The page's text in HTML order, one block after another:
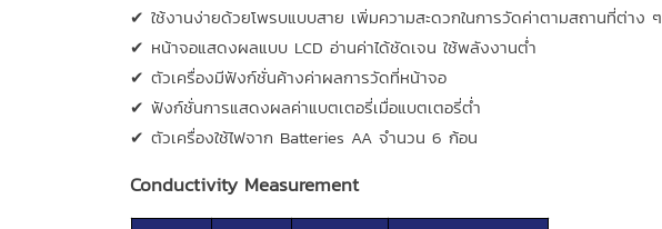
✔ ใช้งานง่ายด้วยโพรบแบบสาย เพิ่มความสะดวกในการวัดค่าตามสถานที่ต่าง ๆ
✔ หน้าจอแสดงผลแบบ LCD อ่านค่าได้ชัดเจน ใช้พลังงานต่ำ
✔ ตัวเครื่องมีฟังก์ชั่นค้างค่าผลการวัดที่หน้าจอ
✔ ฟังก์ชั่นการแสดงผลค่าแบตเตอรี่เมื่อแบตเตอรี่ต่ำ
✔ ตัวเครื่องใช้ไฟจาก Batteries AA จำนวน 6 ก้อน
Conductivity Measurement